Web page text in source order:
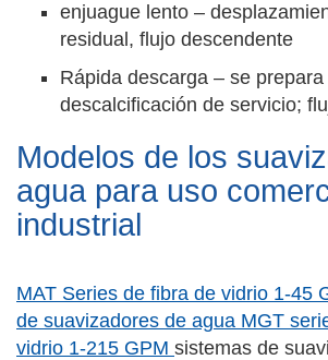
enjuague lento –
residual, flujo descendente
Rápida descarga – se
descalcificación de servicio;
Modelos de los
agua para uso
industrial
MAT Series de fibra de vidrio 1-45
de suavizadores de agua MGT
vidrio 1-215 GPM sistemas de